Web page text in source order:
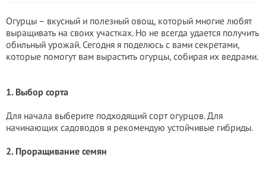
Огурцы – вкусный и полезный овощ, который многие любят
выращивать на своих участках. Но не всегда удается получить
обильный урожай. Сегодня я поделюсь с вами секретами,
которые помогут вам вырастить огурцы, собирая их ведрами.
1. Выбор сорта
Для начала выберите подходящий сорт огурцов. Для
начинающих садоводов я рекомендую устойчивые гибриды.
2. Проращивание семян